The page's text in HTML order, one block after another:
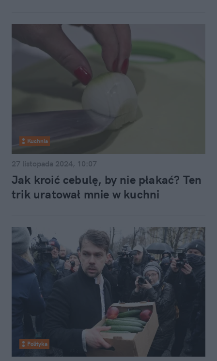
Kuchnia
27 listopada 2024, 10:07
Jak kroić cebulę, by nie płakać? Ten
trik uratował mnie w kuchni
Polityka